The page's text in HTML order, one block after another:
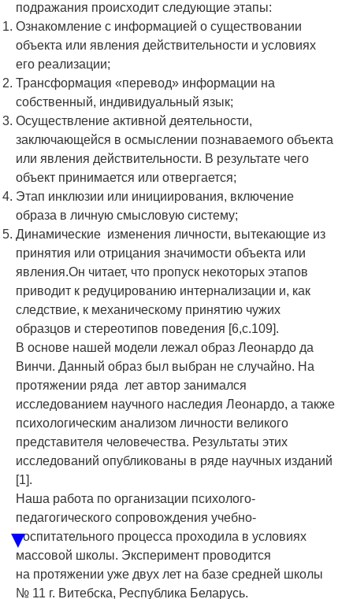
подражания происходит следующие этапы:
Ознакомление с информацией о существовании
объекта или явления действительности и условиях
его реализации;
Трансформация «перевод» информации на
собственный, индивидуальный язык;
Осуществление активной деятельности,
заключающейся в осмыслении познаваемого объекта
или явления действительности. В результате чего
объект принимается или отвергается;
Этап инклюзии или инициирования, включение
образа в личную смысловую систему;
Динамические изменения личности, вытекающие из
принятия или отрицания значимости объекта или
явления.Он читает, что пропуск некоторых этапов
приводит к редуцированию интернализации и, как
следствие, к механическому принятию чужих
образцов и стереотипов поведения [6,с.109].
В основе нашей модели лежал образ Леонардо да
Винчи. Данный образ был выбран не случайно. На
протяжении ряда лет автор занимался
исследованием научного наследия Леонардо, а также
психологическим анализом личности великого
представителя человечества. Результаты этих
исследований опубликованы в ряде научных изданий
[1].
Наша работа по организации психолого-
педагогического сопровождения учебно-
воспитательного процесса проходила в условиях
массовой школы. Эксперимент проводится
на протяжении уже двух лет на базе средней школы
№ 11 г. Витебска, Республика Беларусь.
▼